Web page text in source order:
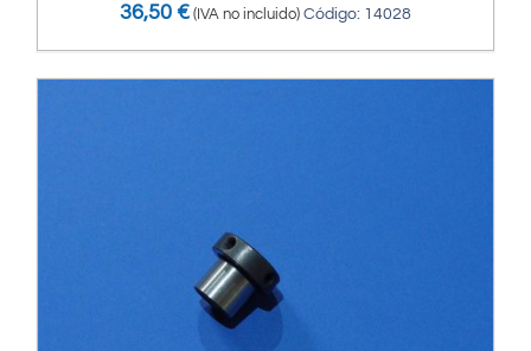
36,50 € (IVA no incluido) Código: 14028